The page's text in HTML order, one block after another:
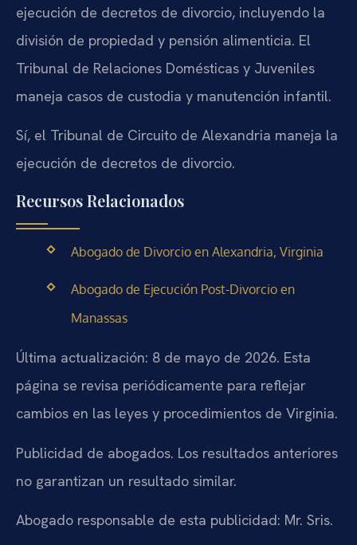
ejecución de decretos de divorcio, incluyendo la
división de propiedad y pensión alimenticia. El
Tribunal de Relaciones Domésticas y Juveniles
maneja casos de custodia y manutención infantil.
Sí, el Tribunal de Circuito de Alexandria maneja la
ejecución de decretos de divorcio.
Recursos Relacionados
Abogado de Divorcio en Alexandria, Virginia
Abogado de Ejecución Post-Divorcio en
Manassas
Última actualización: 8 de mayo de 2026. Esta
página se revisa periódicamente para reflejar
cambios en las leyes y procedimientos de Virginia.
Publicidad de abogados. Los resultados anteriores
no garantizan un resultado similar.
Abogado responsable de esta publicidad: Mr. Sris.